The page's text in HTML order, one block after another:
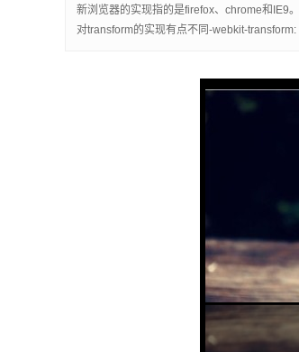
新浏览器的实现指的是firefox、chrome和IE9
对transform的实现有点不同-webkit-